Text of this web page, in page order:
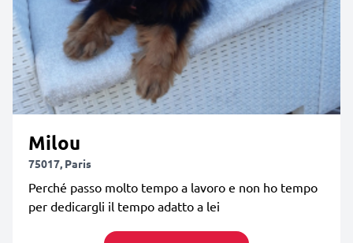
Milou
75017, Paris
Perché passo molto tempo a lavoro e non ho tempo
per dedicargli il tempo adatto a lei